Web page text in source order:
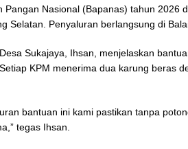
Pangan Nasional (Bapanas) tahun 2026
Selatan. Penyaluran berlangsung di
Sukajaya, Ihsan, menjelaskan
KPM menerima dua karung beras
bantuan ini kami pastikan tanpa
tegas Ihsan.